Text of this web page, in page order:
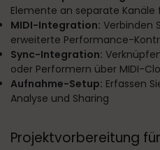
Elemente an separate Kanäle
MIDI-Integration: Verbinden
erweiterte Performance-
Sync-Integration:
oder Performern über MIDI-
Aufnahme-Setup: Erfassen
Analyse und Sharing
Projektvorbereitung